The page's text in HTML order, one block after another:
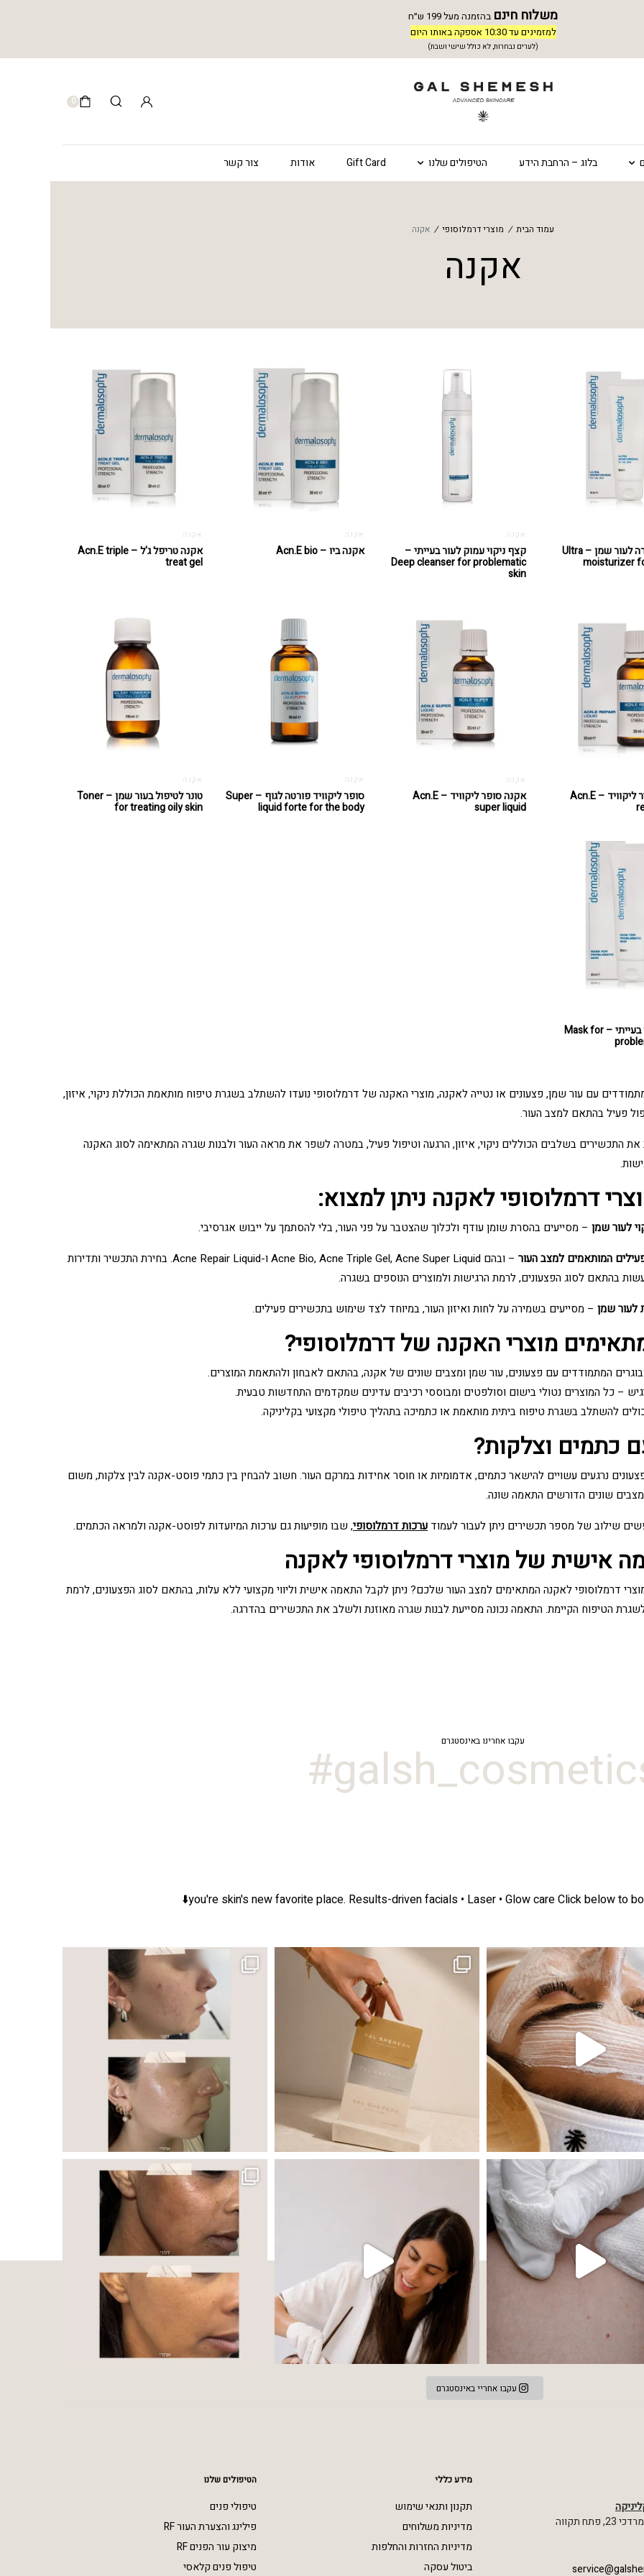
משלוח חינם בהזמנה מעל 199 ש״ח
למזמינים עד 10:30 אספקה באותו היום
(לערים נבחרות, לא כולל שישי ושבת)
0
בלוג – הרחבת הידע הטיפולים שלנו Gift Card אודות צור קשר
עמוד הבית / מוצרי דרמלוסופי / אקנה
אקנה
לחות אולטרה לעור שמן – Ultra
moisturizer
אקנה
קצף ניקוי עמוק לעור בעייתי –
Deep cleanser for problematic
skin
אקנה
אקנה ביו – Acn.E bio
אקנה
אקנה טריפל ג'ל – Acn.E triple
treat gel
אקנה ריפייר ליקוויד – Acn.E
אקנה
אקנה סופר ליקוויד – Acn.E
super liquid
אקנה
סופר ליקוויד פורטה לגוף – Super
liquid forte for the body
אקנה
טונר לטיפול בעור שמן – Toner
for treating oily skin
מסכה לעור בעייתי – Mask for
עם עור שמן, פצעונים או נטייה לאקנה, מוצרי האקנה של דרמלוסופי נועדו להשתלב בשגרת טיפוח מותאמת הכוללת ניקוי, איזון,
פעיל בהתאם למצב העור.
את התכשירים בשלבים הכוללים ניקוי, איזון, הרגעה וטיפול פעיל, במטרה לשפר את מראה העור ולבנות שגרה המתאימה לסוג האקנה
דרמלוסופי לאקנה ניתן למצוא:
לעור שמן – מסייעים בהסרת שומן עודף ולכלוך שהצטבר על פני העור, בלי להסתמך על ייבוש אגרסיבי.
המותאמים למצב העור
– ובהם Acne Bio, Acne Triple Gel, Acne Super Liquid ו-Acne Repair Liquid. בחירת התכשיר ותדירות
בהתאם לסוג הפצעונים, לרמת הרגישות ולמוצרים הנוספים בשגרה.
לעור שמן – מסייעים בשמירה על לחות ואיזון העור, במיוחד לצד שימוש בתכשירים פעילים.
מוצרי האקנה של דרמלוסופי?
המתמודדים עם פצעונים, עור שמן ומצבים שונים של אקנה, בהתאם לאבחון ולהתאמת המוצרים.
– כל המוצרים נטולי בישום וסולפטים ומבוססי רכיבים עדינים שמקדמים התחדשות טבעית.
להשתלב בשגרת טיפוח ביתית מותאמת או כתמיכה בתהליך טיפולי מקצועי בקליניקה.
כתמים וצלקות?
נרגעים עשויים להישאר כתמים, אדמומיות או חוסר אחידות במרקם העור. חשוב להבחין בין כתמי פוסט-אקנה לבין צלקות, משום
שונים הדורשים התאמה שונה.
שילוב של מספר תכשירים ניתן לעבור לעמוד ערכות דרמלוסופי, שבו מופיעות גם ערכות המיועדות לפוסט-אקנה ולמראה הכתמים.
אישית של מוצרי דרמלוסופי לאקנה
דרמלוסופי לאקנה המתאימים למצב העור שלכם? ניתן לקבל התאמה אישית וליווי מקצועי ללא עלות, בהתאם לסוג הפצעונים, לרמת
הטיפוח הקיימת. התאמה נכונה מסייעת לבנות שגרה מאוזנת ולשלב את התכשירים בהדרגה.
עקבו אחרינו באינסטגרם
you're skin's new favorite place. Results-driven facials • Laser • Glow careClick below to
מועדון החברות שלנו סוף סוף נפתח. מהיום, אקנה הוא אחד המצבים הנפוצים ביותר בעור, אך לכל עור
שהעור פשוט צריך לעצור רגע, לנשום ולהתאזן תהליך אחד שיכול לעשות הבדל גדול במראה ובאיכות העור
עקבו אחריי באינסטגרם
תקווה
מידע כללי
תקנון ותנאי שימוש
מדיניות משלוחים
מדיניות החזרות והחלפות
ביטול עסקה
הטיפולים שלנו
טיפולי פנים
פילינג והצערת העור RF
מיצוק עור הפנים RF
טיפול פנים קלאסי